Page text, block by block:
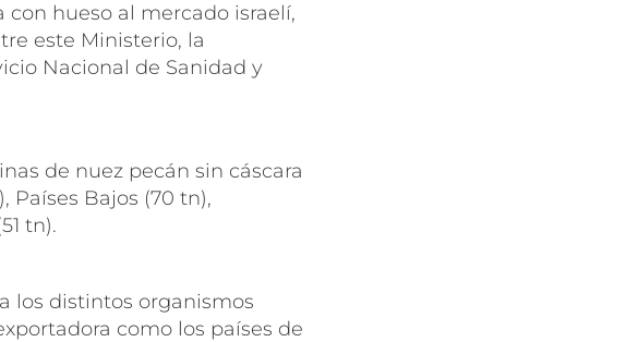
hueso al mercado israelí,
este Ministerio, la
Nacional de Sanidad y
de nuez pecán sin cáscara
Países Bajos (70 tn),
tn).
los distintos organismos
como los países de